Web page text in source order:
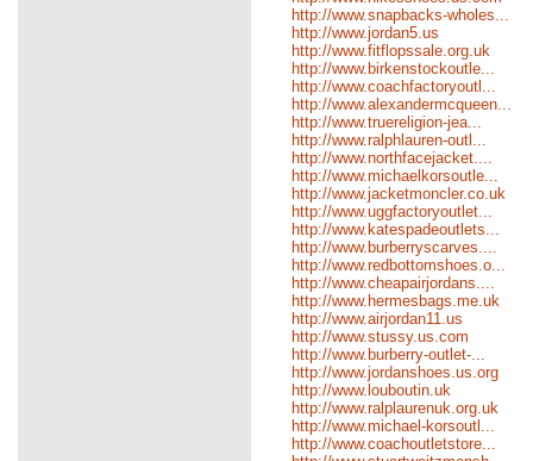
http://www.snapbacks-wholes...
http://www.jordan5.us
http://www.fitflopssale.org.uk
http://www.birkenstockoutle...
http://www.coachfactoryoutl...
http://www.alexandermcqueen...
http://www.truereligion-jea...
http://www.ralphlauren-outl...
http://www.northfacejacket....
http://www.michaelkorsoutle...
http://www.jacketmoncler.co.uk
http://www.uggfactoryoutlet...
http://www.katespadeoutlets...
http://www.burberryscarves....
http://www.redbottomshoes.o...
http://www.cheapairjordans....
http://www.hermesbags.me.uk
http://www.airjordan11.us
http://www.stussy.us.com
http://www.burberry-outlet-...
http://www.jordanshoes.us.org
http://www.louboutin.uk
http://www.ralplaurenuk.org.uk
http://www.michael-korsoutl...
http://www.coachoutletstore...